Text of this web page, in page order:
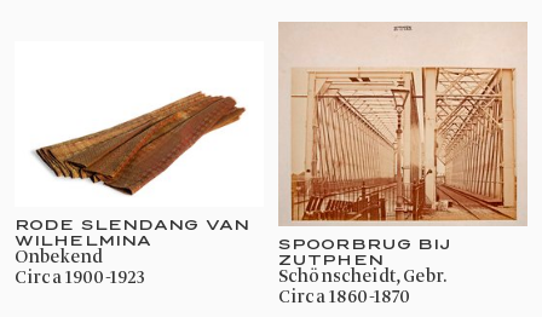
RODE SLENDANG VAN
WILHELMINA
onbekend
circa 1900-1923
SPOORBRUG BIJ
ZUTPHEN
Schönscheidt, Gebr.
circa 1860-1870